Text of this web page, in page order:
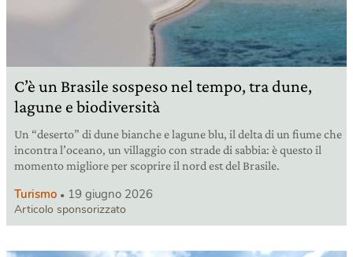
C’è un Brasile sospeso nel tempo, tra dune,
lagune e biodiversità
Un “deserto” di dune bianche e lagune blu, il delta di un fiume che
incontra l’oceano, un villaggio con strade di sabbia: è questo il
momento migliore per scoprire il nord est del Brasile.
Turismo 19 giugno 2026
Articolo sponsorizzato